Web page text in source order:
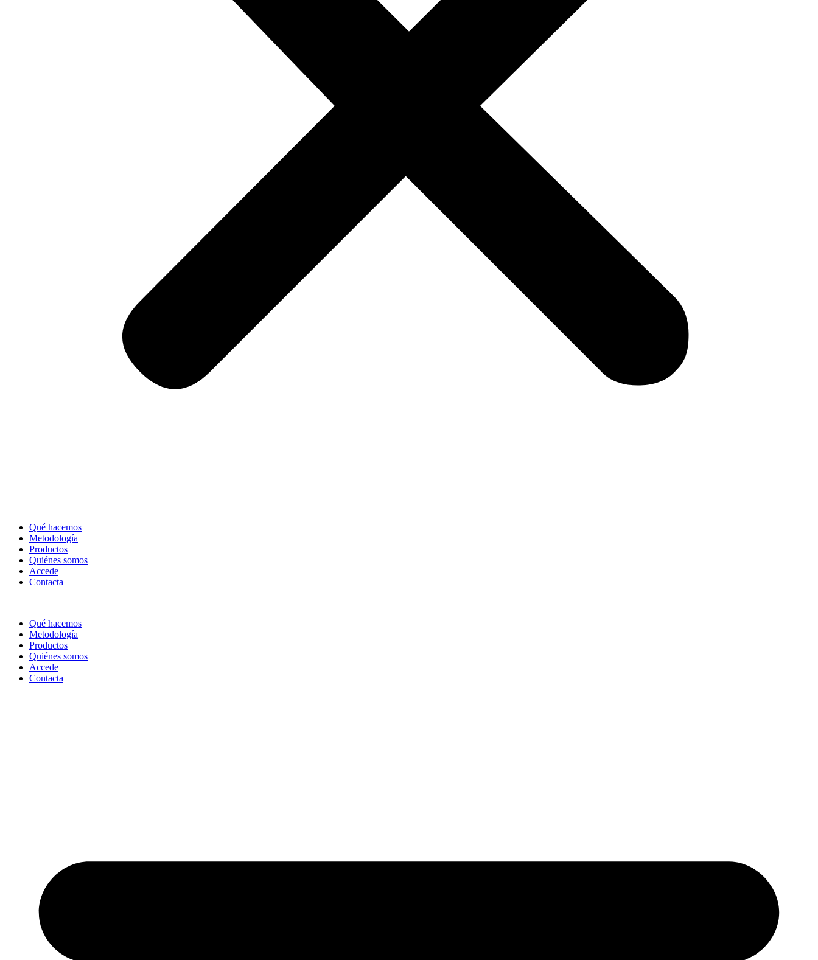
Qué hacemos
Metodología
Productos
Quiénes somos
Accede
Contacta
Qué hacemos
Metodología
Productos
Quiénes somos
Accede
Contacta